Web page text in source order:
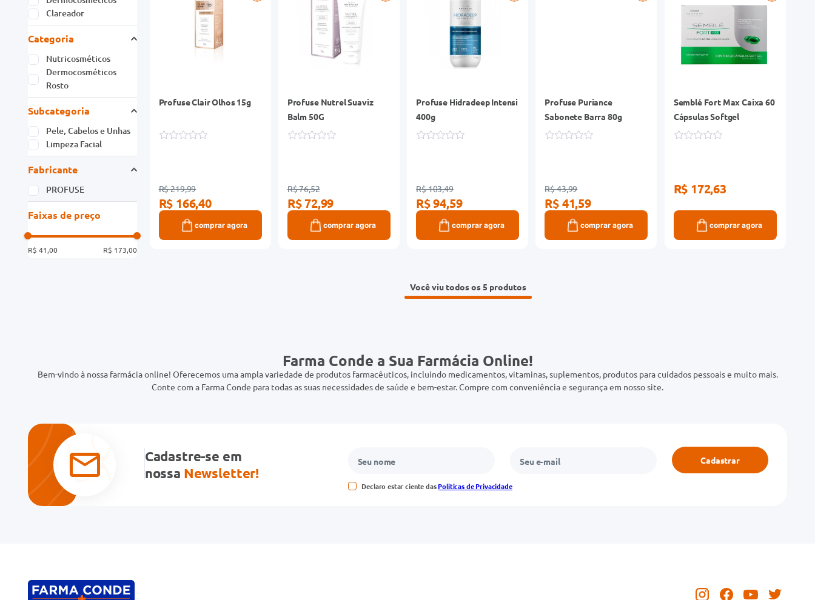
Clareador
Categoria
Nutricosméticos
Dermocosméticos
Rosto
Subcategoria
Pele, Cabelos e Unhas
Limpeza Facial
Fabricante
PROFUSE
Faixas de preço
R$ 41,00 R$ 173,00
Profuse Clair Olhos 15g
R$ 219,99
R$ 166,40
comprar agora
Profuse Nutrel Suaviz
Balm 50G
R$ 76,52
R$ 72,99
comprar agora
Profuse Hidradeep Intensi
400g
R$ 103,49
R$ 94,59
comprar agora
Profuse Puriance
Sabonete Barra 80g
R$ 43,99
R$ 41,59
comprar agora
Semblé Fort Max Caixa 60
Cápsulas Softgel
R$ 172,63
comprar agora
Você viu todos os 5
Farma Conde a Sua Farmácia Online!
Bem-vindo à nossa farmácia online! Oferecemos uma ampla variedade de produtos farmacêuticos, incluindo medicamentos, vitaminas, suplementos, produtos para cuidados pessoais e muito mais.
Conte com a Farma Conde para todas as suas necessidades de saúde e bem-estar. Compre com conveniência e segurança em nosso site.
Cadastre-se em
nossa Newsletter!
Declaro estar ciente dasPolíticas de Privacidade
Cadastrar